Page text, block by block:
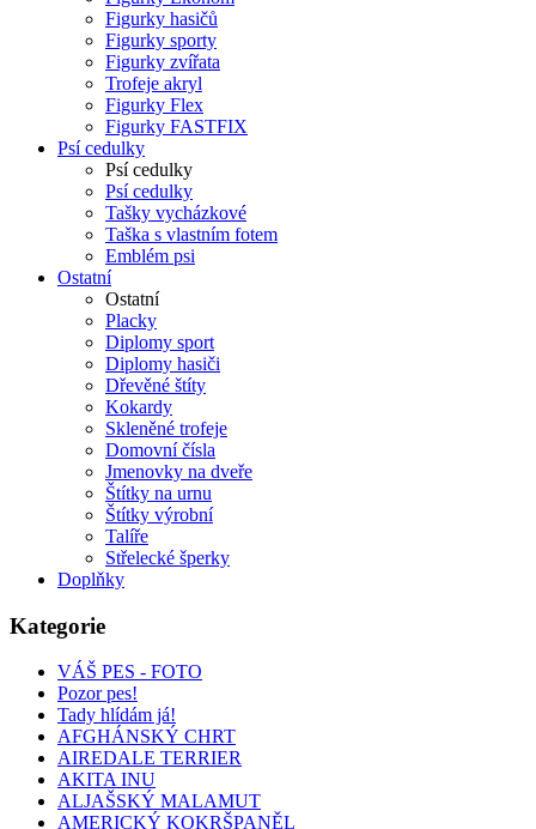
Figurky hasičů
Figurky sporty
Figurky zvířata
Trofeje akryl
Figurky Flex
Figurky FASTFIX
Psí cedulky
Psí cedulky
Psí cedulky
Tašky vycházkové
Taška s vlastním fotem
Emblém psi
Ostatní
Ostatní
Placky
Diplomy sport
Diplomy hasiči
Dřevěné štíty
Kokardy
Skleněné trofeje
Domovní čísla
Jmenovky na dveře
Štítky na urnu
Štítky výrobní
Talíře
Střelecké šperky
Doplňky
Kategorie
VÁŠ PES - FOTO
Pozor pes!
Tady hlídám já!
AFGHÁNSKÝ CHRT
AIREDALE TERRIER
AKITA INU
ALJAŠSKÝ MALAMUT
AMERICKÝ KOKRŠPANĚL